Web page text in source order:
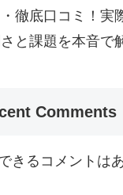
徹底口コミ！実
と課題を本音で
Comments
きるコメントは